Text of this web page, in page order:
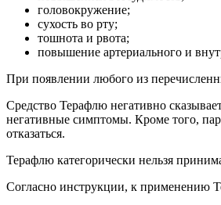
головокружение;
сухость во рту;
тошнота и рвота;
повышение артериального и
При появлении любого из
Средство Терафлю негативно
негативные симптомы. Кроме того,
отказаться.
Терафлю категорически нельзя
Согласно инструкции, к применению